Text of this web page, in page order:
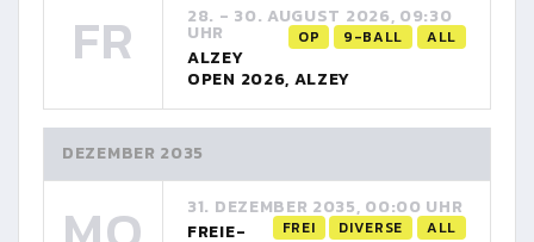
FR 28. - 30. AUGUST 2026, 09:30
UHR OP 9-BALL ALL
ALZEY
OPEN 2026, ALZEY
DEZEMBER 2035
31. DEZEMBER 2035, 00:00 UHR
FREI DIVERSE ALL
FREIE-